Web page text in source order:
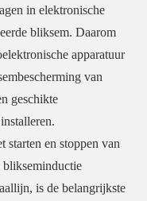
in elektronische
bliksem. Daarom
apparatuur
van
geschikte
starten en stoppen van
blikseminductie
is de belangrijkste